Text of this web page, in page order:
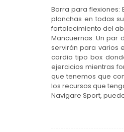
Barra para
planchas en todas
fortalecimiento del
Mancuernas: Un par
servirán para varios
cardio tipo box
ejercicios mientras
que tenemos que
los recursos que
Navigare Sport,